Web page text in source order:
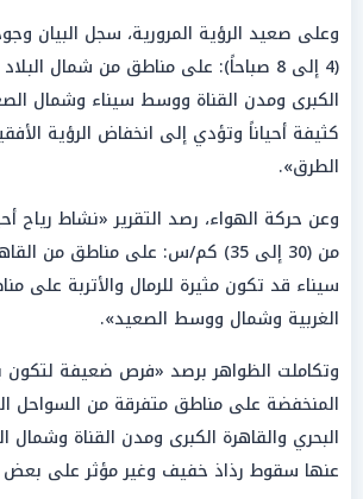
وعلى صعيد الرؤية المرورية، سجل البيان
(4 إلى 8 صباحاً): على مناطق من شمال
الكبرى ومدن القناة ووسط سيناء وشمال
كثيفة أحياناً وتؤدي إلى انخفاض الرؤية
الطرق».
وعن حركة الهواء، رصد التقرير «نشاط رياح
من (30 إلى 35) كم/س: ​على مناطق من
سيناء ​قد تكون مثيرة للرمال والأتربة على
الغربية وشمال ووسط الصعيد».
وتكاملت الظواهر برصد «فرص ضعيفة
المنخفضة على مناطق متفرقة من السواحل
البحري والقاهرة الكبرى ومدن القناة وشمال
عنها سقوط رذاذ خفيف وغير مؤثر على بعض